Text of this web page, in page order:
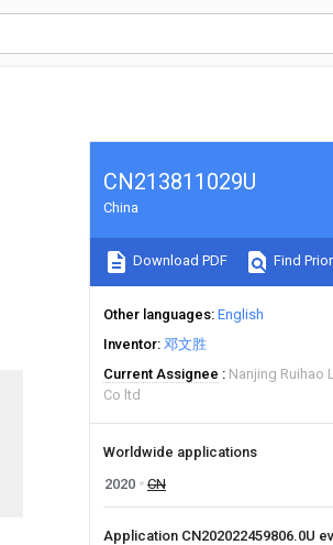
CN213811029U
China
Download PDF Find
Other languages English
Inventor 邓文胜
Current Assignee
Nanjing Ruihao
Co ltd
Worldwide applications
2020
CN
Application CN202022459806.0U